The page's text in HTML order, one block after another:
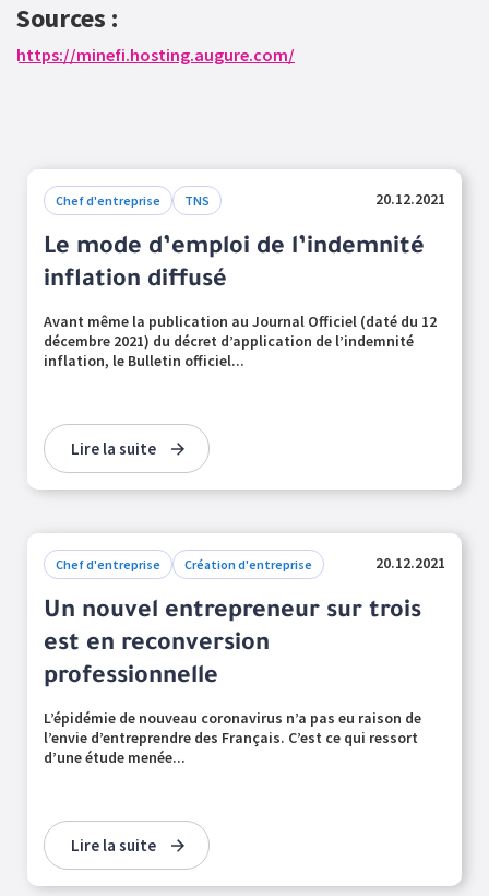
Sources :
https://minefi.hosting.augure.com/
Chef d'entreprise TNS 20.12.2021
Le mode d’emploi de l’indemnité
inflation diffusé
Avant même la publication au Journal Officiel (daté du 12
décembre 2021) du décret d’application de l’indemnité
inflation, le Bulletin officiel...
Lire la suite
Chef d'entreprise Création d'entreprise 20.12.2021
Un nouvel entrepreneur sur trois
est en reconversion
professionnelle
L’épidémie de nouveau coronavirus n’a pas eu raison de
l’envie d’entreprendre des Français. C’est ce qui ressort
d’une étude menée...
Lire la suite